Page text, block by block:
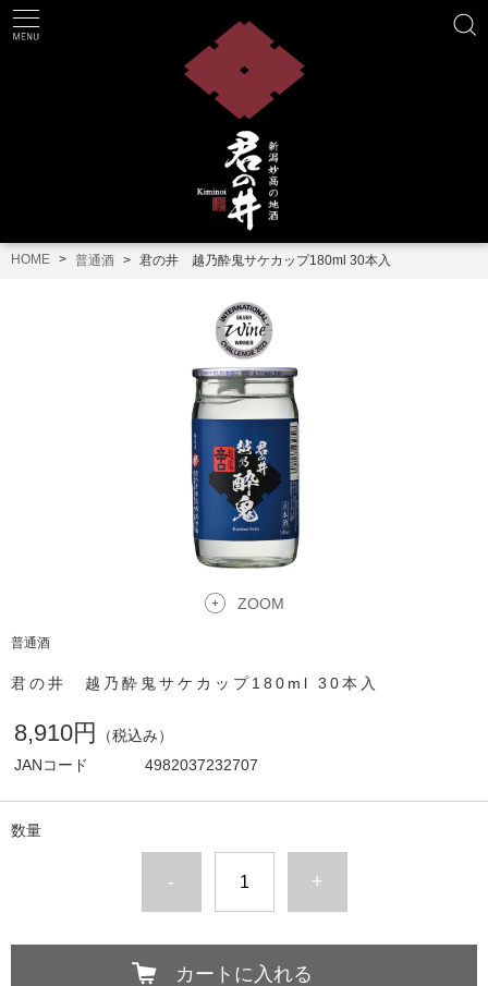
HOME 普通酒 君の井 越乃酔鬼サケカップ180ml 30本入
ZOOM
普通酒
君の井 越乃酔鬼サケカップ180ml 30本入
8,910円
（税込み）
JANコード
4982037232707
数量
- +
カートに入れる